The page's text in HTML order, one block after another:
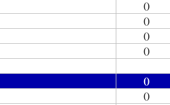
()
()
()
()
()
()